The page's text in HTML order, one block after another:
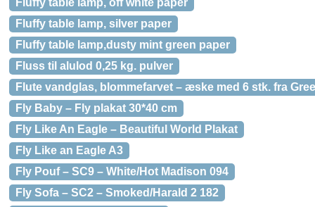
Fluffy table lamp, off white paper
Fluffy table lamp, silver paper
Fluffy table lamp,dusty mint green paper
Fluss til alulod 0,25 kg. pulver
Flute vandglas, blommefarvet – æske med 6 stk. fra
Fly Baby – Fly plakat 30*40 cm
Fly Like An Eagle – Beautiful World Plakat
Fly Like an Eagle A3
Fly Pouf – SC9 – White/Hot Madison 094
Fly Sofa – SC2 – Smoked/Harald 2 182